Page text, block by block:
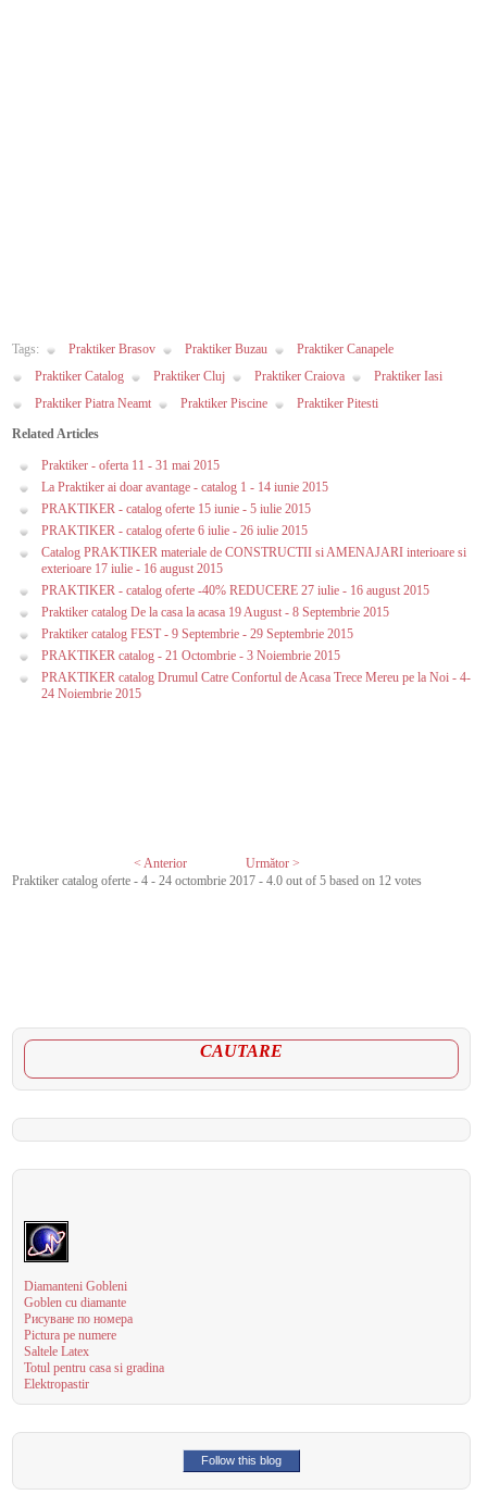
Tags: Praktiker Brasov Praktiker Buzau
Praktiker Canapele
Praktiker Catalog
Praktiker Cluj Praktiker Craiova
Praktiker Iasi
Praktiker Piatra Neamt
Praktiker Piscine
Praktiker Pitesti
Related Articles
Praktiker - oferta 11 - 31 mai 2015
La Praktiker ai doar avantage - catalog 1 - 14 iunie 2015
PRAKTIKER - catalog oferte 15 iunie - 5 iulie 2015
PRAKTIKER - catalog oferte 6 iulie - 26 iulie 2015
Catalog PRAKTIKER materiale de CONSTRUCTII si AMENAJARI interioare si
exterioare 17 iulie - 16 august 2015
PRAKTIKER - catalog oferte -40% REDUCERE 27 iulie - 16 august 2015
Praktiker catalog De la casa la acasa 19 August - 8 Septembrie 2015
Praktiker catalog FEST - 9 Septembrie - 29 Septembrie 2015
PRAKTIKER catalog - 21 Octombrie - 3 Noiembrie 2015
PRAKTIKER catalog Drumul Catre Confortul de Acasa Trece Mereu pe la Noi - 4-
24 Noiembrie 2015
< Anterior
Următor >
Praktiker catalog oferte - 4 - 24 octombrie 2017 -4.0 out of5 based on 12 votes
CAUTARE
Diamanteni Gobleni
Goblen cu diamante
Рисуване по номера
Pictura pe numere
Saltele Latex
Totul pentru casa si gradina
Elektropastir
Follow this blog